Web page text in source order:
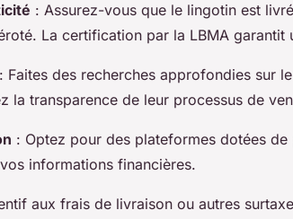
: Assurez-vous que le lingotin est
La certification par la LBMA garantit
: Faites des recherches approfondies sur
la transparence de leur processus de
: Optez pour des plateformes dotées
informations financières.
aux frais de livraison ou autres